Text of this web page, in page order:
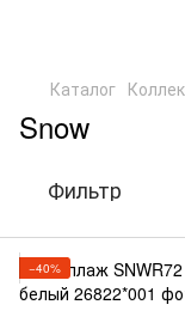
Каталог
Snow
Фильтр
−40%